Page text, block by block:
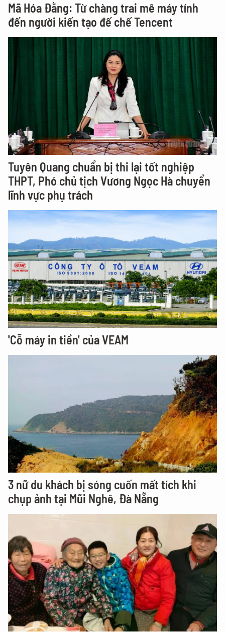
Mã Hóa Đằng: Từ chàng trai mê máy tính
đến người kiến tạo đế chế Tencent
Tuyên Quang chuẩn bị thi lại tốt nghiệp
THPT, Phó chủ tịch Vương Ngọc Hà chuyển
lĩnh vực phụ trách
'Cỗ máy in tiền' của VEAM
3 nữ du khách bị sóng cuốn mất tích khi
chụp ảnh tại Mũi Nghê, Đà Nẵng